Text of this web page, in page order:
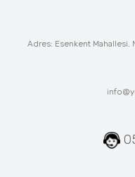
Adres: Esenkent Mahallesi.